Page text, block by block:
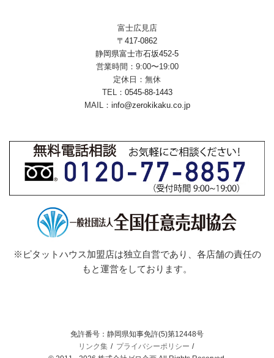
富士広見店
〒417-0862
静岡県富士市石坂452-5
営業時間：9:00〜19:00
定休日：無休
TEL： 0545-88-1443
MAIL： info@zerokikaku.co.jp
※ピタットハウス加盟店は独立自営であり、各店舗の責任の
もと運営をしております。
免許番号：静岡県知事免許(5)第12448号
リンク集
プライバシーポリシー